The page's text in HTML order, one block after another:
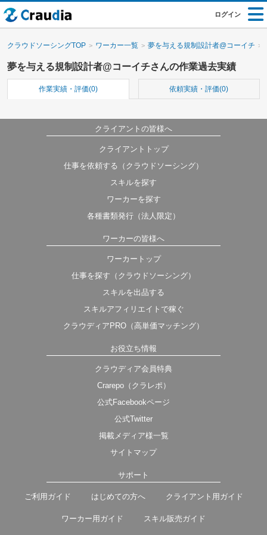
ログイン
クラウドソーシングTOP ワーカー一覧 夢を与える規制設計者@コーイチ
夢を与える規制設計者@コーイチさんの作業過去実績
作業実績・評価(0) 依頼実績・評価(0)
クライアントの皆様へ
クライアントトップ
仕事を依頼する（クラウドソーシング）
スキルを探す
ワーカーを探す
各種書類発行（法人限定）
ワーカーの皆様へ
ワーカートップ
仕事を探す（クラウドソーシング）
スキルを出品する
スキルアフィリエイトで稼ぐ
クラウディアPRO（高単価マッチング）
お役立ち情報
クラウディア会員特典
Crarepo（クラレポ）
公式Facebookページ
公式Twitter
掲載メディア様一覧
サイトマップ
サポート
ご利用ガイド はじめての方へ クライアント用ガイド
ワーカー用ガイド スキル販売ガイド